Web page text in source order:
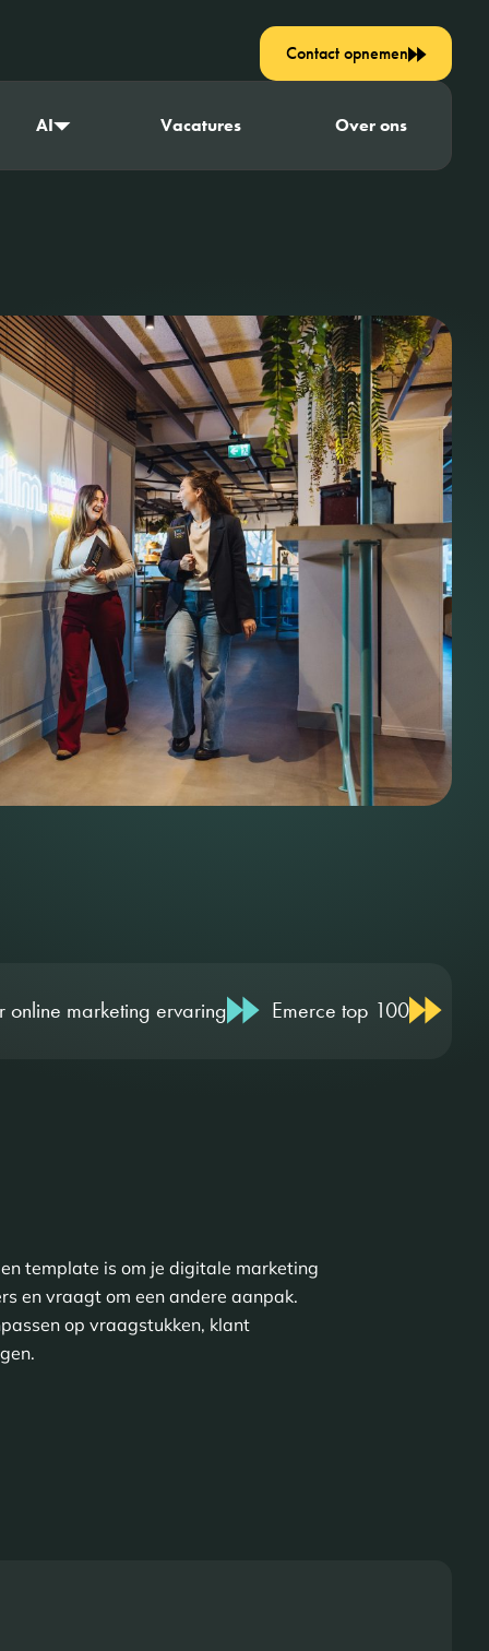
AI Vacatures Over ons
Contact opnemen
Emerce top 100 Meer dan 20 jaar
template is om je digitale marketing
en vraagt om een andere aanpak.
op vraagstukken, klant